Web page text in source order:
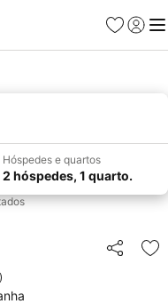
Favoritos
Iniciar
Hóspedes e quartos
2 hóspedes, 1 quarto.
Partilhar
)